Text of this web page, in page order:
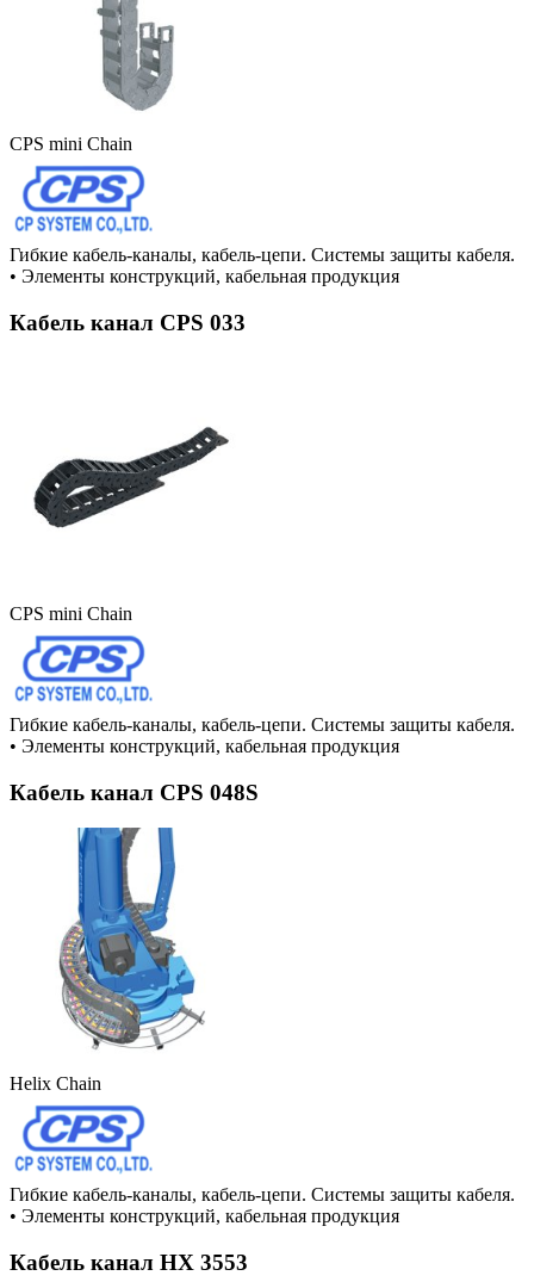
CPS mini Chain
Гибкие кабель-каналы, кабель-цепи. Системы защиты кабеля.
• Элементы конструкций, кабельная продукция
Кабель канал CPS 033
CPS mini Chain
Гибкие кабель-каналы, кабель-цепи. Системы защиты кабеля.
• Элементы конструкций, кабельная продукция
Кабель канал CPS 048S
Helix Chain
Гибкие кабель-каналы, кабель-цепи. Системы защиты кабеля.
• Элементы конструкций, кабельная продукция
Кабель канал HX 3553